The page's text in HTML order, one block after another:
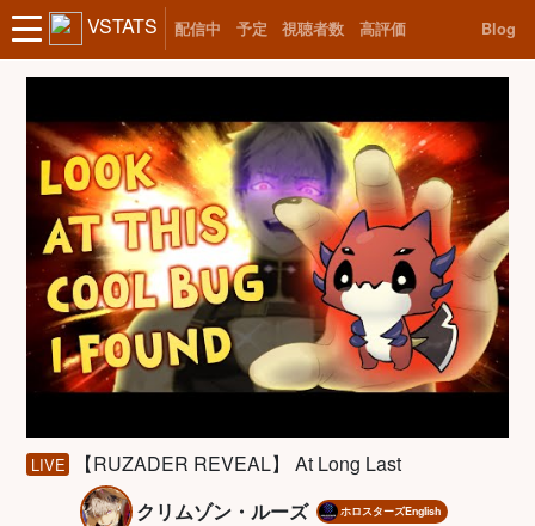
VSTATS 配信中 予定 視聴者数 高評価 Blog
LIVE
【RUZADER REVEAL】 At Long Last
クリムゾン・ルーズ
ホロスターズEnglish